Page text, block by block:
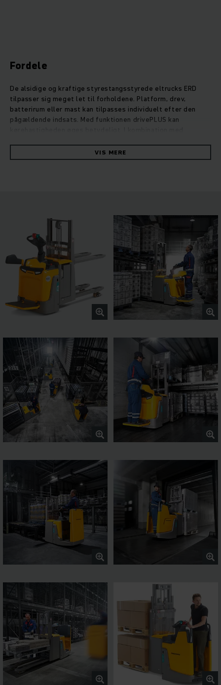
Fordele
De alsidige og kraftige styrestangsstyrede eltrucks ERD
tilpasser sig meget let til forholdene. Platform, drev,
batterirum eller mast kan tilpasses individuelt efter den
pågældende indsats. Med funktionen drivePLUS kan
det en utrolig effektiv vareomlæsning. Med det kompakte
format forbliver ERD’en manøvredygtig og dermed perfekt
vedligeholdelsesfrie motorer uden kulbørster. Den
nødvendige energi til dette får ERD’en enten fra vores
holdbare blysyrebatterier eller vores avancerede litium-ion-
batterier, hvis det ønskes.
VIS MERE